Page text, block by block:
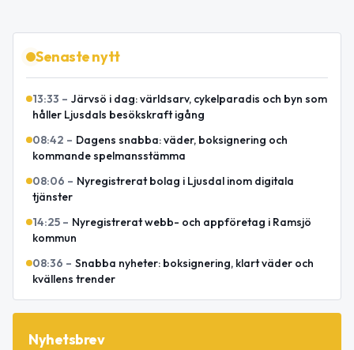
Senaste nytt
13:33 – Järvsö i dag: världsarv, cykelparadis och byn som
håller Ljusdals besökskraft igång
08:42 – Dagens snabba: väder, boksignering och
kommande spelmansstämma
08:06 – Nyregistrerat bolag i Ljusdal inom digitala
tjänster
14:25 – Nyregistrerat webb- och appföretag i Ramsjö
kommun
08:36 – Snabba nyheter: boksignering, klart väder och
kvällens trender
Nyhetsbrev